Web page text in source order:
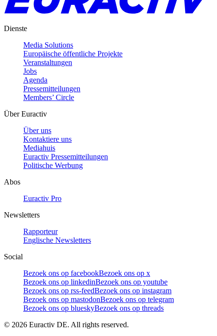
Dienste
Media Solutions
Europäische öffentliche Projekte
Veranstaltungen
Jobs
Agenda
Pressemitteilungen
Members’ Circle
Über Euractiv
Über uns
Kontaktiere uns
Mediahuis
Euractiv Pressemitteilungen
Politische Werbung
Abos
Euractiv Pro
Newsletters
Rapporteur
Englische Newsletters
Social
Bezoek ons op facebookBezoek ons op x
Bezoek ons op linkedinBezoek ons op youtube
Bezoek ons op rss-feedBezoek ons op instagram
Bezoek ons op mastodonBezoek ons op telegram
Bezoek ons op blueskyBezoek ons op threads
© 2026 Euractiv DE. All rights reserved.